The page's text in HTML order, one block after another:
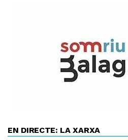
EN DIRECTE: LA XARXA